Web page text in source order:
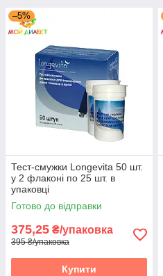
–5%
Тест-смужки Longevita 50 шт.
у 2 флаконі по 25 шт. в
упаковці
Готово до відправки
375,25 ₴/упаковка
395 ₴/упаковка
Купити